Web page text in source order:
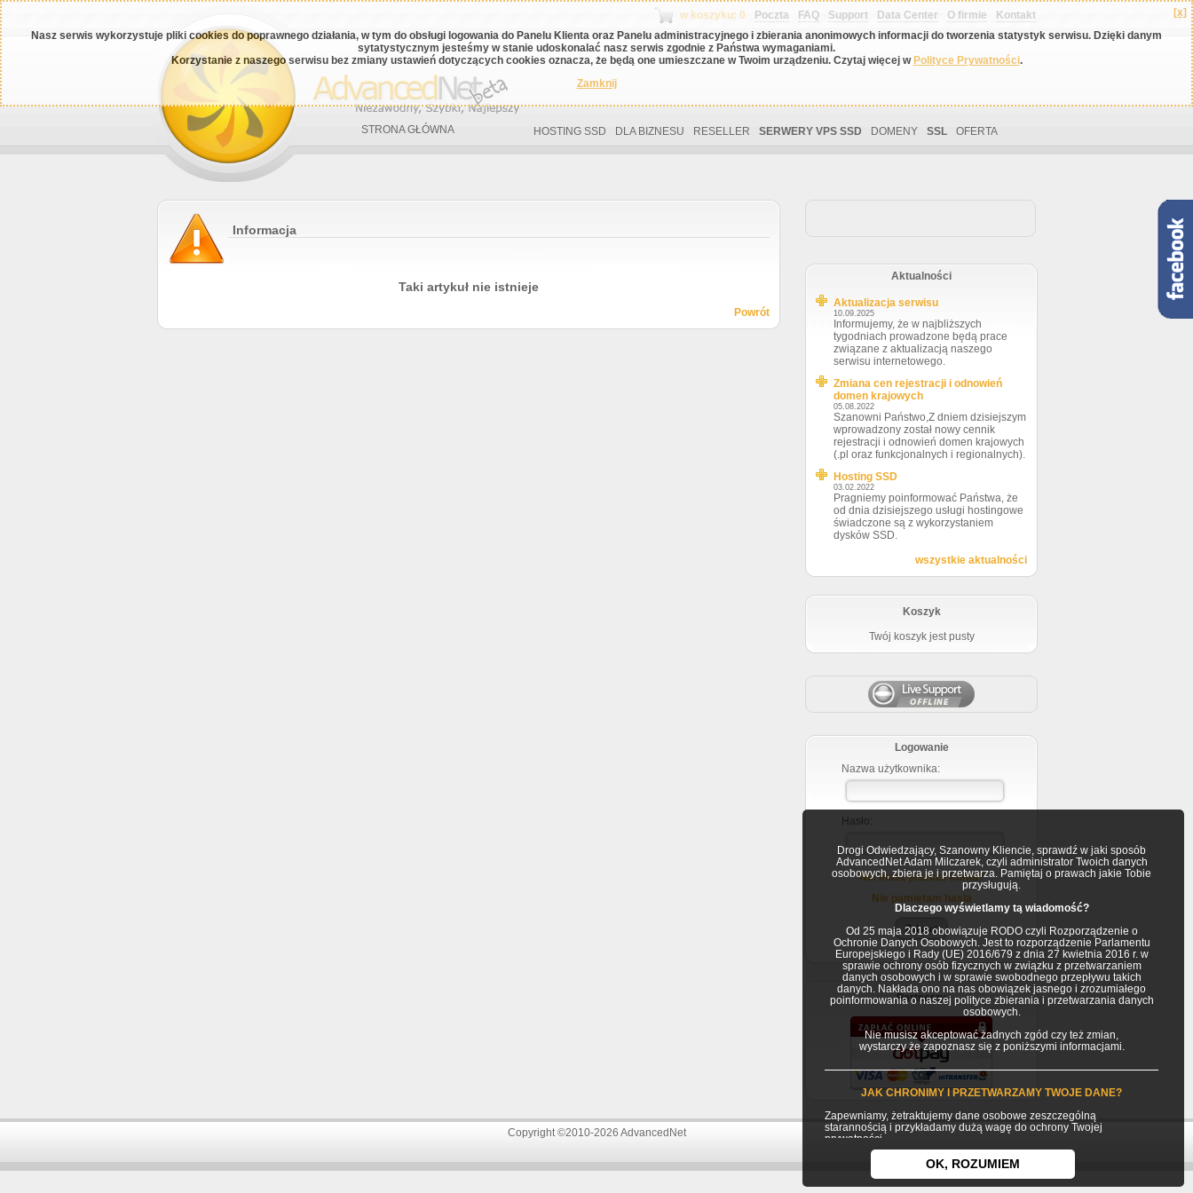
[x]
Nasz serwis wykorzystuje pliki cookies do poprawnego działania, w tym do obsługi logowania do Panelu Klienta oraz Panelu administracyjnego i zbierania anonimowych informacji do tworzenia statystyk serwisu. Dzięki danym
sytatystycznym jesteśmy w stanie udoskonalać nasz serwis zgodnie z Państwa wymaganiami.
Korzystanie z naszego serwisu bez zmiany ustawień dotyczących cookies oznacza, że będą one umieszczane w Twoim urządzeniu. Czytaj więcej w Polityce Prywatności.
Zamknij
Drogi Odwiedzający, Szanowny Kliencie, sprawdź w jaki sposób
AdvancedNet Adam Milczarek, czyli administrator Twoich danych
osobowych, zbiera je i przetwarza. Pamiętaj o prawach jakie Tobie
przysługują.
Dlaczego wyświetlamy tą wiadomość?
Od 25 maja 2018 obowiązuje RODO czyli Rozporządzenie o
Ochronie Danych Osobowych. Jest to rozporządzenie Parlamentu
Europejskiego i Rady (UE) 2016/679 z dnia 27 kwietnia 2016 r. w
sprawie ochrony osób fizycznych w związku z przetwarzaniem
danych osobowych i w sprawie swobodnego przepływu takich
danych. Nakłada ono na nas obowiązek jasnego i zrozumiałego
poinformowania o naszej polityce zbierania i przetwarzania danych
osobowych.
Nie musisz akceptować żadnych zgód czy też zmian,
wystarczy że zapoznasz się z poniższymi informacjami.
JAK CHRONIMY I PRZETWARZAMY TWOJE DANE?
Zapewniamy, żetraktujemy dane osobowe zeszczególną
starannością i przykładamy dużą wagę do ochrony Twojej
prywatności.
Twoje dane osobowe gromadzimy i przetwarzamy jako
Usługodawca (AdvancedNet Adam Milczarek) będący
jednocześnie Administratorem danych osobowych.
OK, ROZUMIEM
w koszyku: 0 Poczta FAQ Support Data Center O firmie Kontakt
STRONA GŁÓWNA HOSTING SSD DLA BIZNESU RESELLER SERWERY VPS SSD DOMENY SSL OFERTA
Aktualności
Aktualizacja serwisu
10.09.2025
Informujemy, że w najbliższych
tygodniach prowadzone będą prace
związane z aktualizacją naszego
serwisu internetowego.
Zmiana cen rejestracji i odnowień
domen krajowych
05.08.2022
Szanowni Państwo,Z dniem dzisiejszym
wprowadzony został nowy cennik
rejestracji i odnowień domen krajowych
(.pl oraz funkcjonalnych i regionalnych).
Hosting SSD
03.02.2022
Pragniemy poinformować Państwa, że
od dnia dzisiejszego usługi hostingowe
świadczone są z wykorzystaniem
dysków SSD.
wszystkie aktualności
Koszyk
Twój koszyk jest pusty
Logowanie
Nazwa użytkownika:
Hasło:
Nie masz jeszcze konta?
Nie pamiętam hasla
Partnerzy
Informacja
Taki artykuł nie istnieje
Powrót
Copyright ©2010-2026 AdvancedNet